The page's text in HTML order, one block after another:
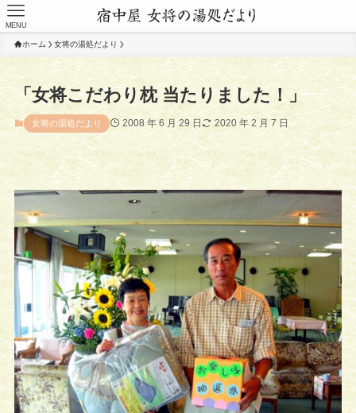
MENU
ホーム 女将の湯処だより
「女将こだわり枕 当たりました！」
女将の湯処だより 2008 年 6 月 29 日 2020 年 2 月 7 日